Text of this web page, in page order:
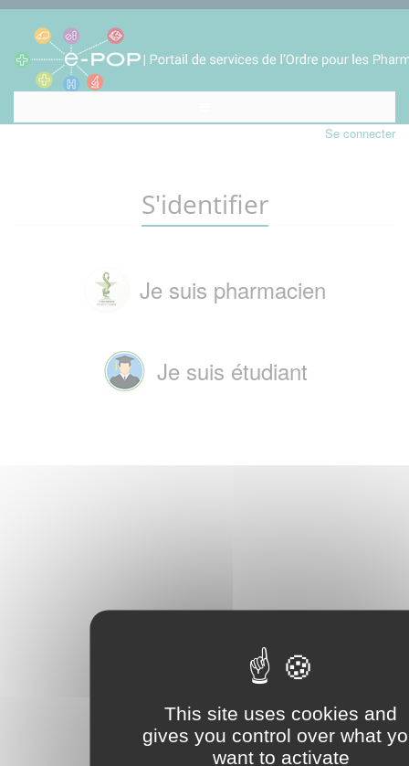
This site uses cookies and
gives you control over what
want to activate
Se connecter
S'identifier
Je suis pharmacien
Je suis étudiant